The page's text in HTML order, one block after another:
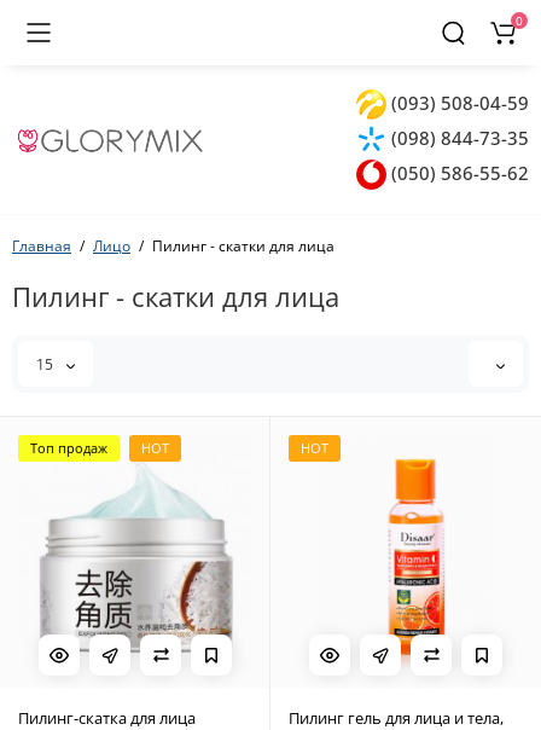
(093) 508-04-59
(098) 844-73-35
(050) 586-55-62
0
Главная Лицо Пилинг - скатки для лица
Пилинг - скатки для лица
15
Топ продаж HOT
Пилинг-скатка для лица
HOT
Пилинг гель для лица и тела,